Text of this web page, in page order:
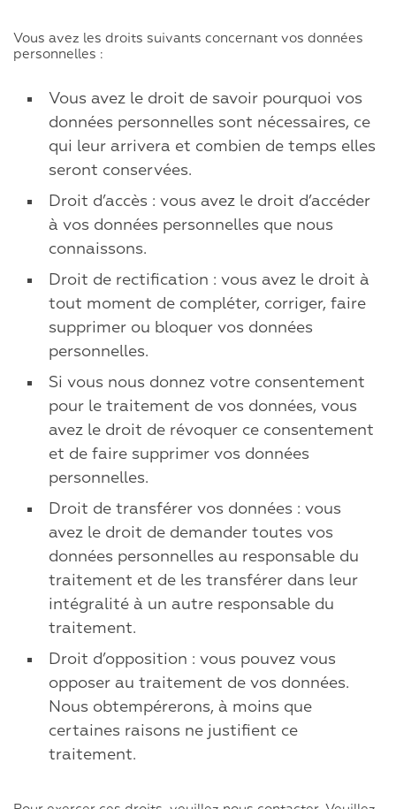
Vous avez les droits suivants concernant vos données
personnelles :
Vous avez le droit de savoir pourquoi vos
données personnelles sont nécessaires, ce
qui leur arrivera et combien de temps elles
seront conservées.
Droit d’accès : vous avez le droit d’accéder
à vos données personnelles que nous
connaissons.
Droit de rectification : vous avez le droit à
tout moment de compléter, corriger, faire
supprimer ou bloquer vos données
personnelles.
Si vous nous donnez votre consentement
pour le traitement de vos données, vous
avez le droit de révoquer ce consentement
et de faire supprimer vos données
personnelles.
Droit de transférer vos données : vous
avez le droit de demander toutes vos
données personnelles au responsable du
traitement et de les transférer dans leur
intégralité à un autre responsable du
traitement.
Droit d’opposition : vous pouvez vous
opposer au traitement de vos données.
Nous obtempérerons, à moins que
certaines raisons ne justifient ce
traitement.